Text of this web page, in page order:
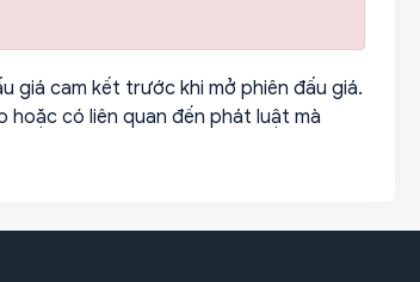
giá cam kết trước khi mở phiên đấu giá.
có liên quan đến phát luật mà